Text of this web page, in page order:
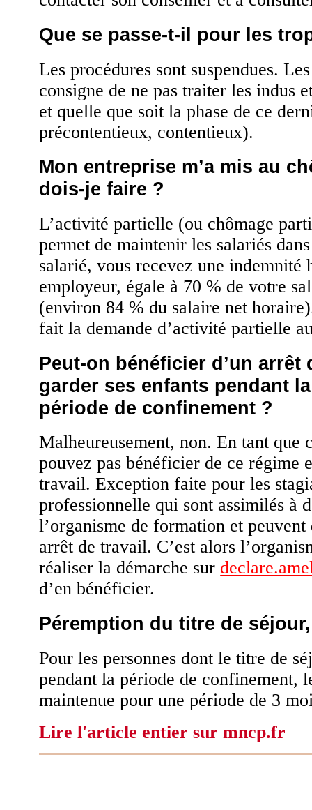
Que se passe-t-il pour les
Les procédures sont suspendues.
consigne de ne pas traiter les indus
et quelle que soit la phase de ce
précontentieux, contentieux).
Mon entreprise m’a mis au
dois-je faire ?
L’activité partielle (ou chômage
permet de maintenir les salariés
salarié, vous recevez une indemnité
employeur, égale à 70 % de votre
(environ 84 % du salaire net
fait la demande d’activité partielle
Peut-on bénéficier d’un arrêt
garder ses enfants pendant
période de confinement ?
Malheureusement, non. En tant que
pouvez pas bénéficier de ce régime
travail. Exception faite pour les
professionnelle qui sont assimilés à
l’organisme de formation et
arrêt de travail. C’est alors
réaliser la démarche sur
d’en bénéficier.
Péremption du titre de
Pour les personnes dont le titre de
pendant la période de confinement,
maintenue pour une période de 3
Lire l'article entier sur mncp.fr